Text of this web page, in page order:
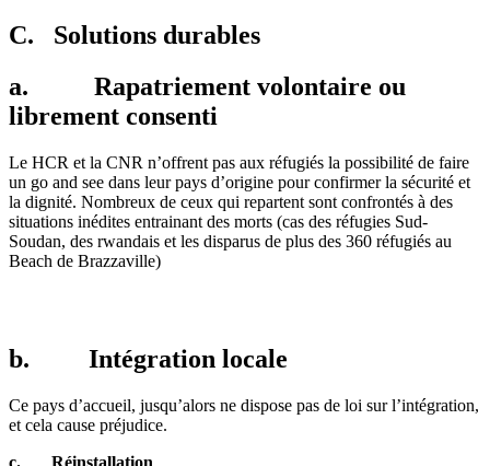
C. Solutions durables
a. Rapatriement volontaire ou
librement consenti
Le HCR et la CNR n’offrent pas aux réfugiés la possibilité de faire
un go and see dans leur pays d’origine pour confirmer la sécurité et
la dignité. Nombreux de ceux qui repartent sont confrontés à des
situations inédites entrainant des morts (cas des réfugies Sud-
Soudan, des rwandais et les disparus de plus des 360 réfugiés au
Beach de Brazzaville)
b. Intégration locale
Ce pays d’accueil, jusqu’alors ne dispose pas de loi sur l’intégration,
et cela cause préjudice.
c.
Réinstallation